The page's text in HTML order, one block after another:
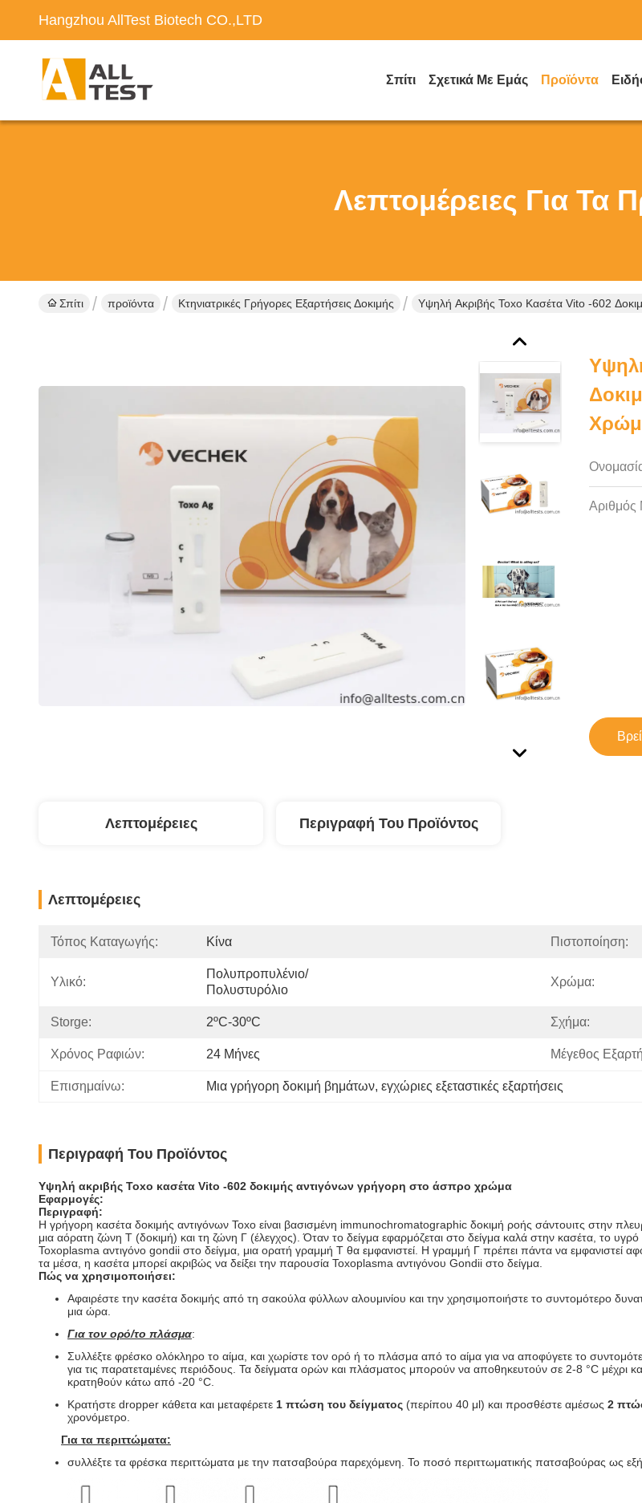
Hangzhou AllTest Biotech CO.,LTD
Σπίτι Σχετικά Με Εμάς Προϊόντα
Λεπτομέρειες Για Τα
Σπίτι προϊόντα Κτηνιατρικές Γρήγορες Εξαρτήσεις Δοκιμής Υψηλή Ακριβής Toxo Κασέτα Vito -602
Αριθμός
Λεπτομέρειες Περιγραφή Του Προϊόντος
Λεπτομέρειες
Τόπος Καταγωγής: Κίνα Πιστοποίηση:
Υλικό:
Πολυπροπυλένιο/
Πολυστυρόλιο
Χρώμα:
Storge: 2ºC-30ºC Σχήμα:
Χρόνος Ραφιών: 24 Μήνες Μέγεθος
Επισημαίνω: Μια γρήγορη δοκιμή βημάτων, εγχώριες εξεταστικές εξαρτήσεις
Περιγραφή Του Προϊόντος
Υψηλή ακριβής Toxo κασέτα Vito -602 δοκιμής αντιγόνων γρήγορη στο άσπρο χρώμα
Εφαρμογές:
Περιγραφή:
Η γρήγορη κασέτα δοκιμής αντιγόνων Toxo είναι βασισμένη immunochromatographic δοκιμή ροής σάντουιτς στην
μια αόρατη ζώνη Τ (δοκιμή) και τη ζώνη Γ (έλεγχος). Όταν το δείγμα εφαρμόζεται στο δείγμα καλά στην κασέτα, το
Toxoplasma αντιγόνο gondii στο δείγμα, μια ορατή γραμμή Τ θα εμφανιστεί. Η γραμμή Γ πρέπει πάντα να εμφανιστεί
τα μέσα, η κασέτα μπορεί ακριβώς να δείξει την παρουσία Toxoplasma αντιγόνου Gondii στο δείγμα.
Πώς να χρησιμοποιήσει:
Αφαιρέστε την κασέτα δοκιμής από τη σακούλα φύλλων αλουμινίου και την χρησιμοποιήστε το συντομότερο
μια ώρα.
Για τον ορό/το πλάσμα:
Συλλέξτε φρέσκο ολόκληρο το αίμα, και χωρίστε τον ορό ή το πλάσμα από το αίμα για να αποφύγετε το
για τις παρατεταμένες περιόδους. Τα δείγματα ορών και πλάσματος μπορούν να αποθηκευτούν σε 2-8 °C μέχρι
κρατηθούν κάτω από -20 °C.
Κρατήστε dropper κάθετα και μεταφέρετε 1 πτώση του δείγματος (περίπου 40 μl) και προσθέστε αμέσως 2
χρονόμετρο.
Για τα περιττώματα:
συλλέξτε τα φρέσκα περιττώματα με την πατσαβούρα παρεχόμενη. Το ποσό περιττωματικής πατσαβούρας ως